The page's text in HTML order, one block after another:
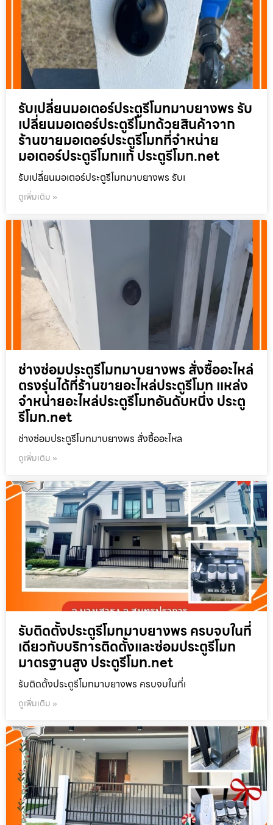
รับเปลี่ยนมอเตอร์ประตูรีโมทมาบยางพร รับ
เปลี่ยนมอเตอร์ประตูรีโมทด้วยสินค้าจาก
ร้านขายมอเตอร์ประตูรีโมทที่จำหน่าย
มอเตอร์ประตูรีโมทแท้ ประตูรีโมท.net
รับเปลี่ยนมอเตอร์ประตูรีโมทมาบยางพร รับเ
ดูเพิ่มเติม »
ช่างซ่อมประตูรีโมทมาบยางพร สั่งซื้ออะไหล่
ตรงรุ่นได้ที่ร้านขายอะไหล่ประตูรีโมท แหล่ง
จำหน่ายอะไหล่ประตูรีโมทอันดับหนึ่ง ประตู
รีโมท.net
ช่างซ่อมประตูรีโมทมาบยางพร สั่งซื้ออะไหล
ดูเพิ่มเติม »
รับติดตั้งประตูรีโมทมาบยางพร ครบจบในที่
เดียวกับบริการติดตั้งและซ่อมประตูรีโมท
มาตรฐานสูง ประตูรีโมท.net
รับติดตั้งประตูรีโมทมาบยางพร ครบจบในที่เ
ดูเพิ่มเติม »